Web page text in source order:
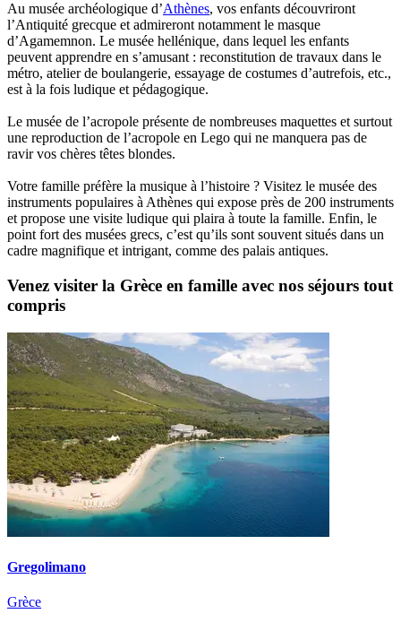
Au musée archéologique d’Athènes, vos enfants découvriront
l’Antiquité grecque et admireront notamment le masque
d’Agamemnon. Le musée hellénique, dans lequel les enfants
peuvent apprendre en s’amusant : reconstitution de travaux dans le
métro, atelier de boulangerie, essayage de costumes d’autrefois, etc.,
est à la fois ludique et pédagogique.
Le musée de l’acropole présente de nombreuses maquettes et surtout
une reproduction de l’acropole en Lego qui ne manquera pas de
ravir vos chères têtes blondes.
Votre famille préfère la musique à l’histoire ? Visitez le musée des
instruments populaires à Athènes qui expose près de 200 instruments
et propose une visite ludique qui plaira à toute la famille. Enfin, le
point fort des musées grecs, c’est qu’ils sont souvent situés dans un
cadre magnifique et intrigant, comme des palais antiques.
Venez visiter la Grèce en famille avec nos séjours tout
compris
Gregolimano
Grèce